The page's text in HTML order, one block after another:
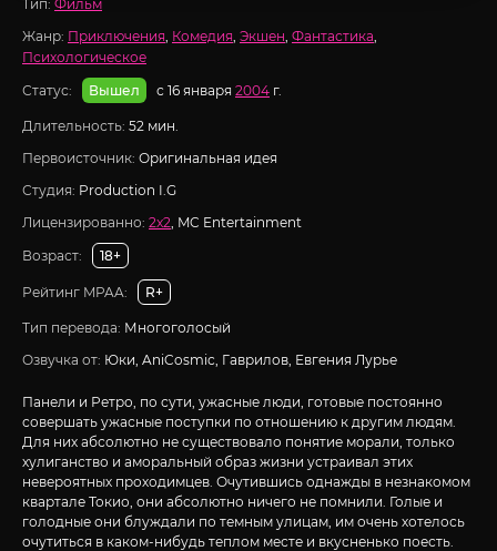
Тип: Фильм
Жанр: Приключения, Комедия, Экшен, Фантастика,
Психологическое
Статус:
Вышел с 16 января 2004 г.
Длительность: 52 мин.
Первоисточник: Оригинальная идея
Студия: Production I.G
Лицензированно: 2x2, MC Entertainment
Возраст:
18+
Рейтинг MPAA: R+
Тип перевода: Многоголосый
Озвучка от: Юки, AniCosmic, Гаврилов, Евгения Лурье
Панели и Ретро, по сути, ужасные люди, готовые постоянно
совершать ужасные поступки по отношению к другим людям.
Для них абсолютно не существовало понятие морали, только
хулиганство и аморальный образ жизни устраивал этих
невероятных проходимцев. Очутившись однажды в незнакомом
квартале Токио, они абсолютно ничего не помнили. Голые и
голодные они блуждали по темным улицам, им очень хотелось
очутиться в каком-нибудь теплом месте и вкусненько поесть.